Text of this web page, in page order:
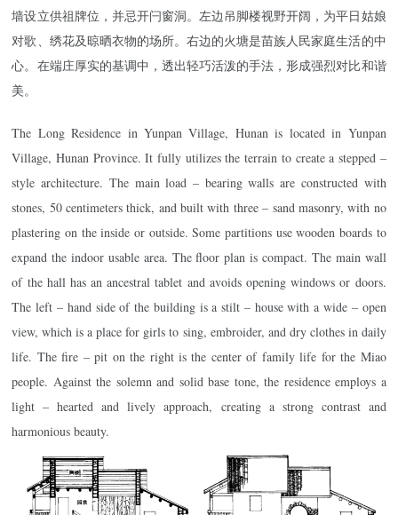
墙设立供祖牌位，并忌开闩窗洞。左边吊脚楼视野开阔，为平日姑娘
对歌、绣花及晾晒衣物的场所。右边的火塘是苗族人民家庭生活的中
心。在端庄厚实的基调中，透出轻巧活泼的手法，形成强烈对比和谐
美。
The Long Residence in Yunpan Village, Hunan is located in Yunpan
Village, Hunan Province. It fully utilizes the terrain to create a stepped –
style architecture. The main load – bearing walls are constructed with
stones, 50 centimeters thick, and built with three – sand masonry, with no
plastering on the inside or outside. Some partitions use wooden boards to
expand the indoor usable area. The floor plan is compact. The main wall
of the hall has an ancestral tablet and avoids opening windows or doors.
The left – hand side of the building is a stilt – house with a wide – open
view, which is a place for girls to sing, embroider, and dry clothes in daily
life. The fire – pit on the right is the center of family life for the Miao
people. Against the solemn and solid base tone, the residence employs a
light – hearted and lively approach, creating a strong contrast and
harmonious beauty.